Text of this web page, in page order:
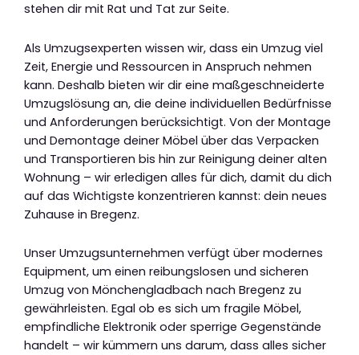
stehen dir mit Rat und Tat zur Seite.
Als Umzugsexperten wissen wir, dass ein Umzug viel
Zeit, Energie und Ressourcen in Anspruch nehmen
kann. Deshalb bieten wir dir eine maßgeschneiderte
Umzugslösung an, die deine individuellen Bedürfnisse
und Anforderungen berücksichtigt. Von der Montage
und Demontage deiner Möbel über das Verpacken
und Transportieren bis hin zur Reinigung deiner alten
Wohnung – wir erledigen alles für dich, damit du dich
auf das Wichtigste konzentrieren kannst: dein neues
Zuhause in Bregenz.
Unser Umzugsunternehmen verfügt über modernes
Equipment, um einen reibungslosen und sicheren
Umzug von Mönchengladbach nach Bregenz zu
gewährleisten. Egal ob es sich um fragile Möbel,
empfindliche Elektronik oder sperrige Gegenstände
handelt – wir kümmern uns darum, dass alles sicher